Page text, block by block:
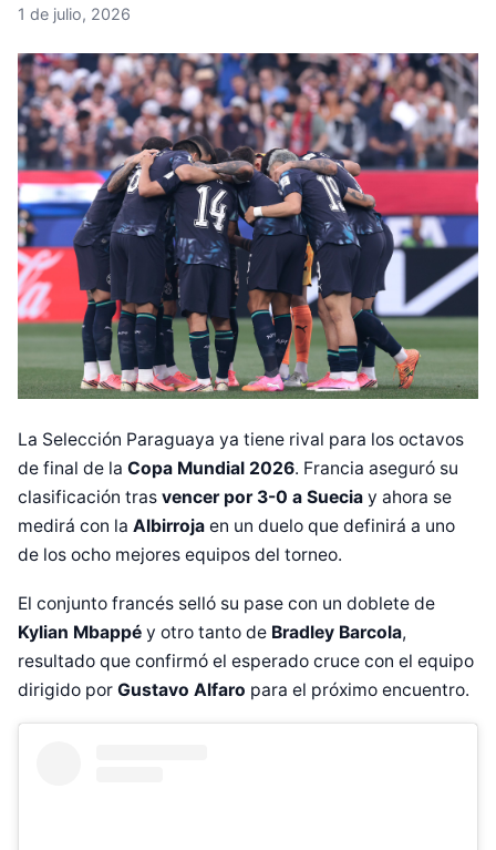
1 de julio, 2026
La Selección Paraguaya ya tiene rival para los octavos
de final de la Copa Mundial 2026. Francia aseguró su
clasificación tras vencer por 3-0 a Suecia y ahora se
medirá con la Albirroja en un duelo que definirá a uno
de los ocho mejores equipos del torneo.
El conjunto francés selló su pase con un doblete de
Kylian Mbappé y otro tanto de Bradley Barcola,
resultado que confirmó el esperado cruce con el equipo
dirigido por Gustavo Alfaro para el próximo encuentro.